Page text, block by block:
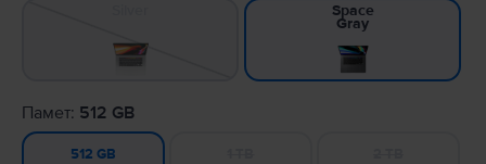
Space
Gray
Памет: 512 GB
512 GB